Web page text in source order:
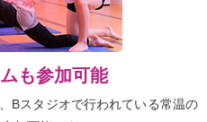
も参加可能
Bスタジオで行われている常温の